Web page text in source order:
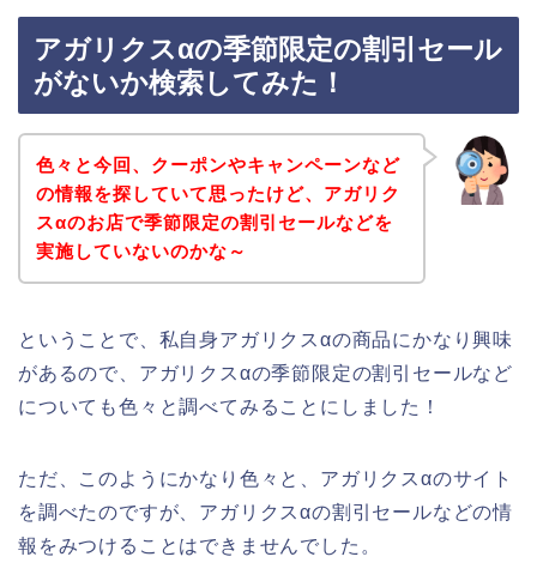
アガリクスαの季節限定の割引セール
がないか検索してみた！
色々と今回、クーポンやキャンペーンなど
の情報を探していて思ったけど、アガリク
スαのお店で季節限定の割引セールなどを
実施していないのかな～
ということで、私自身アガリクスαの商品にかなり興味
があるので、アガリクスαの季節限定の割引セールなど
についても色々と調べてみることにしました！
ただ、このようにかなり色々と、アガリクスαのサイト
を調べたのですが、アガリクスαの割引セールなどの情
報をみつけることはできませんでした。